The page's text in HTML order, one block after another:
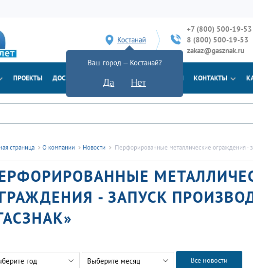
Костанай
Ваш город — Костанай?
Да Нет
+7 (800) 500-19-53
8 (800) 500-19-53
zakaz@gasznak.ru
ПРОЕКТЫ ДОСТАВКА ДОКУМЕНТЫ НОВОСТИ КОНТАКТЫ
страница О компании Новости Перфорированные металлические ограждения -
- ЗАПУСК
год Выберите месяц Все новости